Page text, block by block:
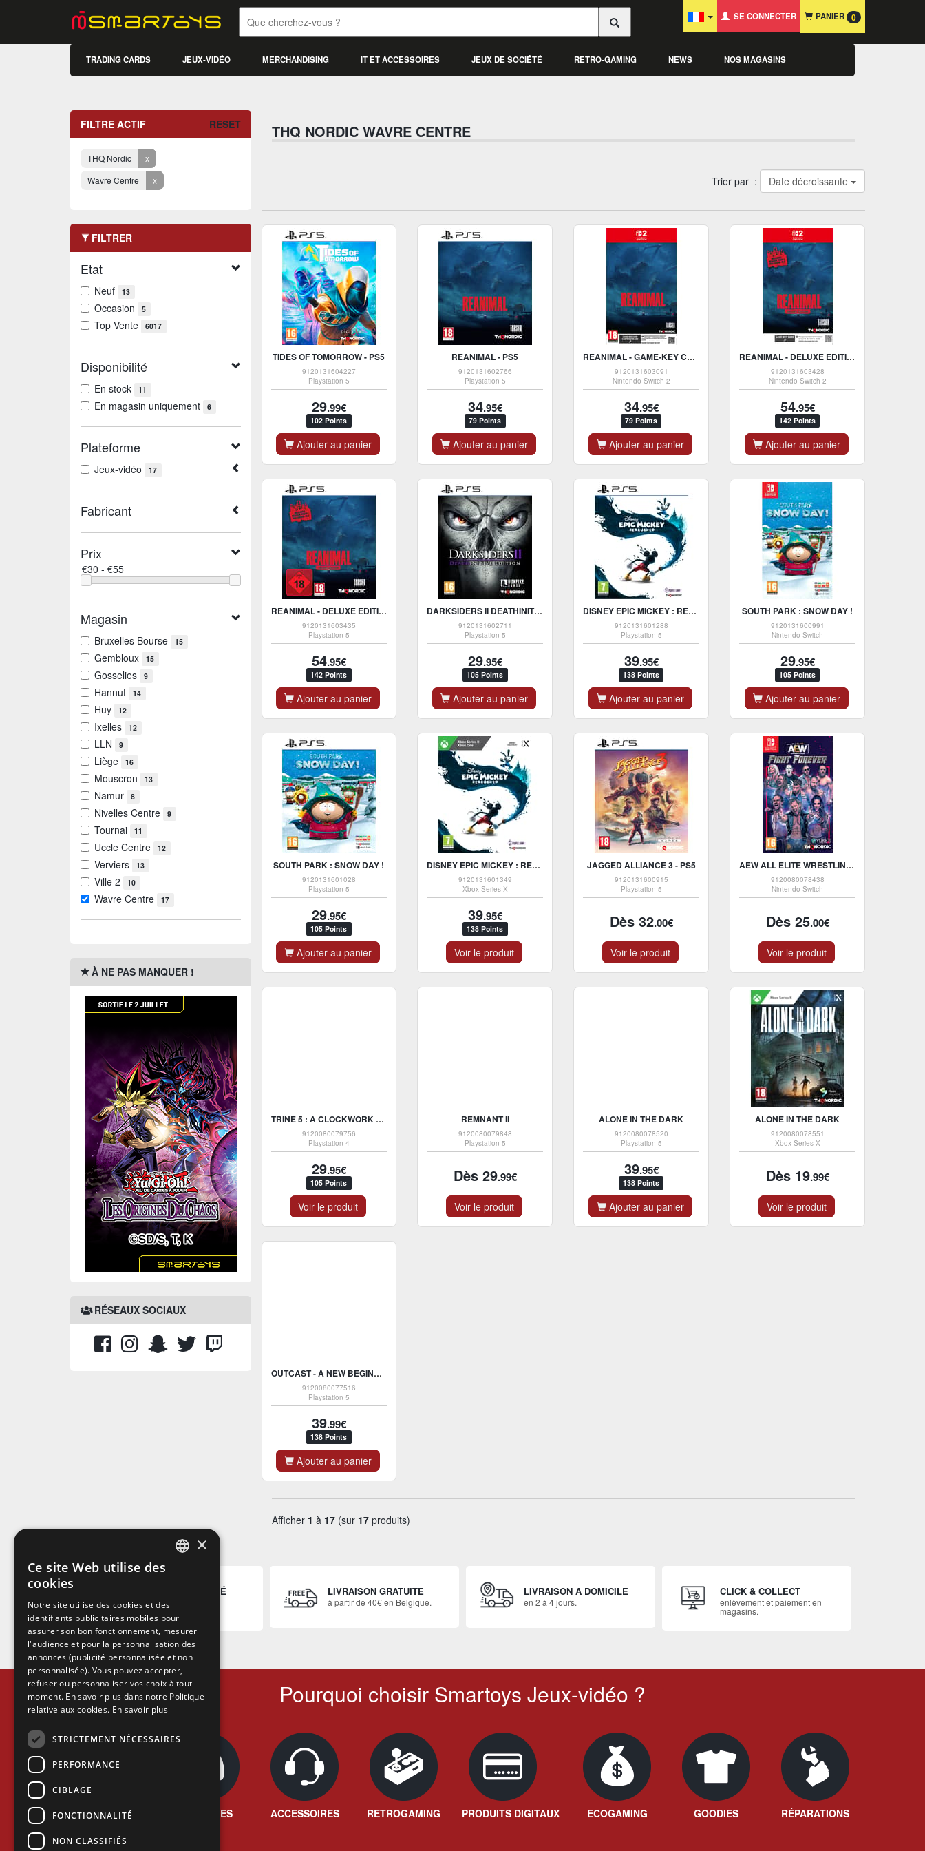
SE CONNECTER PANIER 0
TRADING CARDS JEUX-VIDÉO MERCHANDISING IT ET ACCESSOIRES JEUX DE SOCIÉTÉ RETRO-GAMING NEWS NOS MAGASINS
FILTRE ACTIF RESET
THQ Nordic
x
Wavre Centre
x
FILTRER
Etat
Neuf 13
Occasion 5
Top Vente 6017
Disponibilité
En stock 11
En magasin uniquement 6
Plateforme
Jeux-vidéo 17
Fabricant
Prix
Magasin
Bruxelles Bourse 15
Gembloux 15
Gosselies 9
Hannut 14
Huy 12
Ixelles 12
LLN 9
Liège 16
Mouscron 13
Namur 8
Nivelles Centre 9
Tournai 11
Uccle Centre 12
Verviers 13
Ville 2 10
Wavre Centre 17
À NE PAS MANQUER !
RÉSEAUX SOCIAUX
THQ NORDIC WAVRE CENTRE
Trier par : Date décroissante
TIDES OF TOMORROW - PS5
9120131604227
Playstation 5
29.99€
102 Points
Ajouter au panier
REANIMAL - PS5
9120131602766
Playstation 5
34.95€
79 Points
Ajouter au panier
REANIMAL - GAME-KEY CARD - NINTENDO SWITCH 2
9120131603091
Nintendo Switch 2
34.95€
79 Points
Ajouter au panier
REANIMAL - DELUXE EDITION - GAME-KEY CARD - NINTENDO SWITCH 2
9120131603428
Nintendo Switch 2
54.95€
142 Points
Ajouter au panier
REANIMAL - DELUXE EDITION - PS5
9120131603435
Playstation 5
54.95€
142 Points
Ajouter au panier
DARKSIDERS II DEATHINITIVE EDITION - VERSION PS5
9120131602711
Playstation 5
29.95€
105 Points
Ajouter au panier
DISNEY EPIC MICKEY : REBRUSHED - PS5
9120131601288
Playstation 5
39.95€
138 Points
Ajouter au panier
SOUTH PARK : SNOW DAY !
9120131600991
Nintendo Switch
29.95€
105 Points
Ajouter au panier
SOUTH PARK : SNOW DAY !
9120131601028
Playstation 5
29.95€
105 Points
Ajouter au panier
DISNEY EPIC MICKEY : REBRUSHED - XONE / XBOX SERIES X
9120131601349
Xbox Series X
39.95€
138 Points
Voir le produit
JAGGED ALLIANCE 3 - PS5
9120131600915
Playstation 5
Dès 32.00€
Voir le produit
AEW ALL ELITE WRESTLING : FIGHT FOREVER
9120080078438
Nintendo Switch
Dès 25.00€
Voir le produit
TRINE 5 : A CLOCKWORK CONSPIRACY
9120080079756
Playstation 4
29.95€
105 Points
Voir le produit
REMNANT II
9120080079848
Playstation 5
Dès 29.99€
Voir le produit
ALONE IN THE DARK
9120080078520
Playstation 5
39.95€
138 Points
Ajouter au panier
ALONE IN THE DARK
9120080078551
Xbox Series X
Dès 19.99€
Voir le produit
OUTCAST - A NEW BEGINNING
9120080077516
Playstation 5
39.99€
138 Points
Ajouter au panier
Afficher 1 à 17(sur 17produits)
PAIEMENT SÉCURISÉ
Payez en ligne en toute
sécurité.
LIVRAISON GRATUITE
à partir de 40€ en Belgique.
LIVRAISON À DOMICILE
en 2 à 4 jours.
CLICK & COLLECT
enlèvement et paiement en
magasins.
Pourquoi choisir Smartoys Jeux-vidéo ?
JEUX VIDÉO CONSOLES ACCESSOIRES RETROGAMING PRODUITS DIGITAUX ECOGAMING GOODIES RÉPARATIONS
ENGLISH
×
Ce site Web utilise des
cookies
Notre site utilise des cookies et des
identifiants publicitaires mobiles pour
assurer son bon fonctionnement, mesurer
l'audience et pour la personnalisation des
annonces (publicité personnalisée et non
personnalisée). Vous pouvez accepter,
refuser ou personnaliser vos choix à tout
moment. En savoir plus dans notre Politique
relative aux cookies. En savoir plus
STRICTEMENT NÉCESSAIRES
PERFORMANCE
CIBLAGE
FONCTIONNALITÉ
NON CLASSIFIÉS